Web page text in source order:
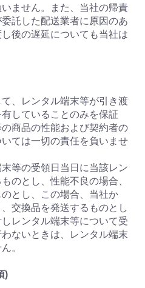
ません。また、当社の帰責
託した配送業者に原因のあ
後の遅延についても当社は
、レンタル端末等が引き渡
していることのみを保証
商品の性能および契約者の
ては一切の責任を負いませ
等の受領日当日に当該レン
のとし、性能不良の場合、
とし、この場合、当社か
交換品を発送するものとし
レンタル端末等について受
ないときは、レンタル端末
。
)